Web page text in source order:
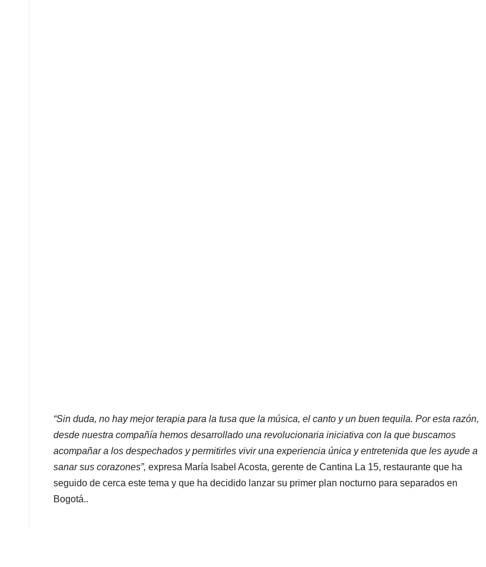
“Sin duda, no hay mejor terapia para la tusa que la música, el canto y un buen tequila. Por esta razón,
desde nuestra compañía hemos desarrollado una revolucionaria iniciativa con la que buscamos
acompañar a los despechados y permitirles vivir una experiencia única y entretenida que les ayude a
sanar sus corazones”, expresa María Isabel Acosta, gerente de Cantina La 15, restaurante que ha
seguido de cerca este tema y que ha decidido lanzar su primer plan nocturno para separados en
Bogotá..